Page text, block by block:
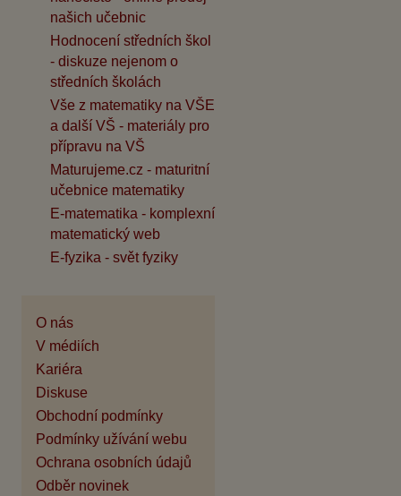
našich učebnic
Hodnocení středních škol
- diskuze nejenom o
středních školách
Vše z matematiky na VŠE
a další VŠ - materiály pro
přípravu na VŠ
Maturujeme.cz - maturitní
učebnice matematiky
E-matematika - komplexní
matematický web
E-fyzika - svět fyziky
O nás
V médiích
Kariéra
Diskuse
Obchodní podmínky
Podmínky užívání webu
Ochrana osobních údajů
Odběr novinek